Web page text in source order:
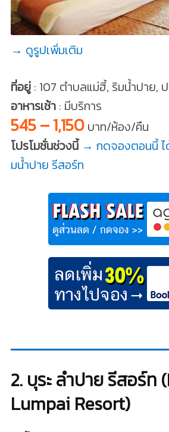
→ ดูรูปเพิ่มเติม
ที่อยู่: 107 ตำบลแม่ฮี้, ริมน้ำปาย, ป
อาหารเช้า: มีบริการ
545 – 1,150บาท/ห้อง/คืน
โปรโมชั่นช่วงนี้ → กดจองตอนนี้ ไ
มน้ำปาย รีสอร์ท
2. บุระ ลำปาย รีสอร์ท
Lumpai Resort)